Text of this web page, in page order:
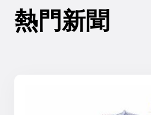
熱門新聞